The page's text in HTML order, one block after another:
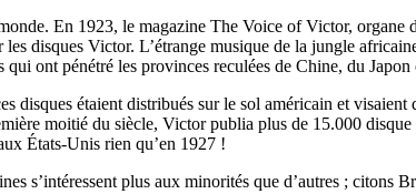
En 1923, le magazine The Voice of Victor, organe
disques Victor. L’étrange musique de la jungle
ont pénétré les provinces reculées de Chine, du Japon
disques étaient distribués sur le sol américain et visaient
moitié du siècle, Victor publia plus de 15.000
États-Unis rien qu’en 1927 !
s’intéressent plus aux minorités que d’autres ; citons